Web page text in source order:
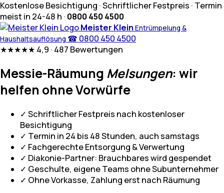
Kostenlose Besichtigung · Schriftlicher Festpreis · Termin
meist in 24-48 h · 0800 450 4500
Meister KleinEntrümpelung &
Haushaltsauflösung ☎ 0800 450 4500
★★★★★ 4,9 · 487 Bewertungen
Messie-Räumung Melsungen: wir
helfen ohne Vorwürfe
✓ Schriftlicher Festpreis nach kostenloser
Besichtigung
✓ Termin in 24 bis 48 Stunden, auch samstags
✓ Fachgerechte Entsorgung & Verwertung
✓ Diakonie-Partner: Brauchbares wird gespendet
✓ Geschulte, eigene Teams ohne Subunternehmer
✓ Ohne Vorkasse, Zahlung erst nach Räumung